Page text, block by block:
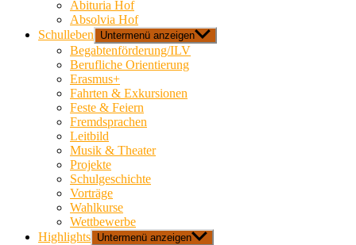
Abituria Hof
Absolvia Hof
Schulleben
Untermenü anzeigen
Begabtenförderung/ILV
Berufliche Orientierung
Erasmus+
Fahrten & Exkursionen
Feste & Feiern
Fremdsprachen
Leitbild
Musik & Theater
Projekte
Schulgeschichte
Vorträge
Wahlkurse
Wettbewerbe
Highlights Untermenü anzeigen